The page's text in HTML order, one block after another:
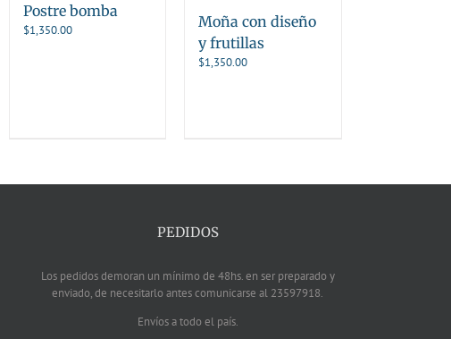
Postre bomba
$1,350.00
Moña con diseño
y frutillas
$1,350.00
PEDIDOS
Los pedidos demoran un mínimo de 48hs. en ser preparado y
enviado, de necesitarlo antes comunicarse al 23597918.
Envíos a todo el país.